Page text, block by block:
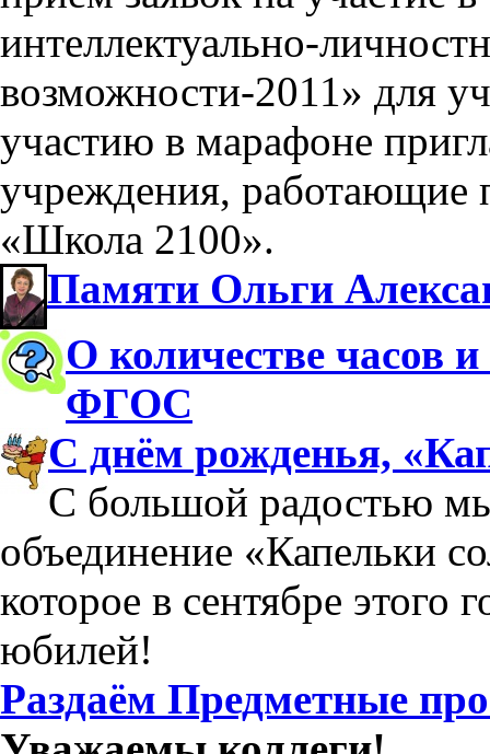
интеллектуально-
возможности-2011» для
участию в марафоне
учреждения, работающие
«Школа 2100».
Памяти Ольги
О количестве часов
ФГОС
С днём рожденья,
С большой радостью
объединение «Капельки
которое в сентябре этого
юбилей!
Раздаём Предметные